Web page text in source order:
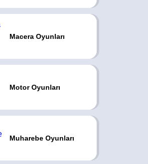
Macera Oyunları
Motor Oyunları
Muharebe Oyunları